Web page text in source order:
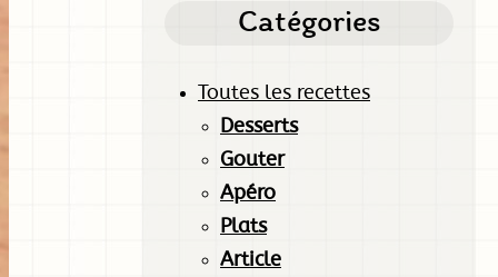
Catégories
Toutes les recettes
Desserts
Gouter
Apéro
Plats
Article